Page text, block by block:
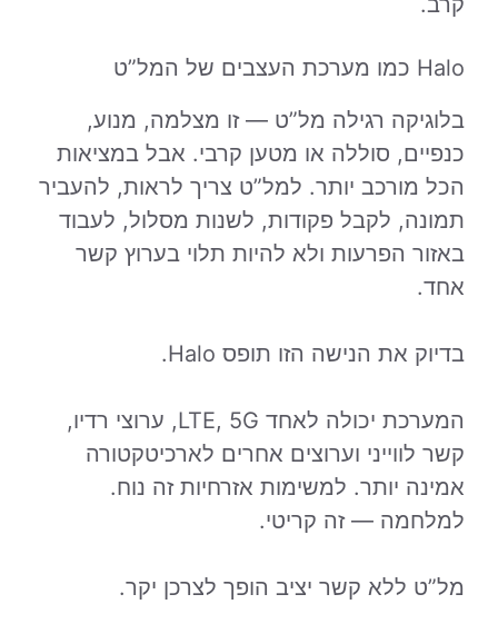
Halo כמו מערכת העצבים של המל”ט
בלוגיקה רגילה מל”ט — זו מצלמה, מנוע,
כנפיים, סוללה או מטען קרבי. אבל במציאות
הכל מורכב יותר. למל”ט צריך לראות, להעביר
תמונה, לקבל פקודות, לשנות מסלול, לעבוד
באזור הפרעות ולא להיות תלוי בערוץ קשר
אחד.
בדיוק את הנישה הזו תופס Halo.
המערכת יכולה לאחד LTE, 5G, ערוצי רדיו,
קשר לווייני וערוצים אחרים לארכיטקטורה
אמינה יותר. למשימות אזרחיות זה נוח.
למלחמה — זה קריטי.
מל”ט ללא קשר יציב הופך לצרכן יקר.